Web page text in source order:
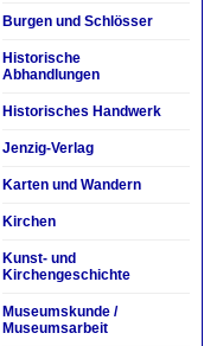
Burgen und Schlösser
Historische
Abhandlungen
Historisches Handwerk
Jenzig-Verlag
Karten und Wandern
Kirchen
Kunst- und
Kirchengeschichte
Museumskunde /
Museumsarbeit